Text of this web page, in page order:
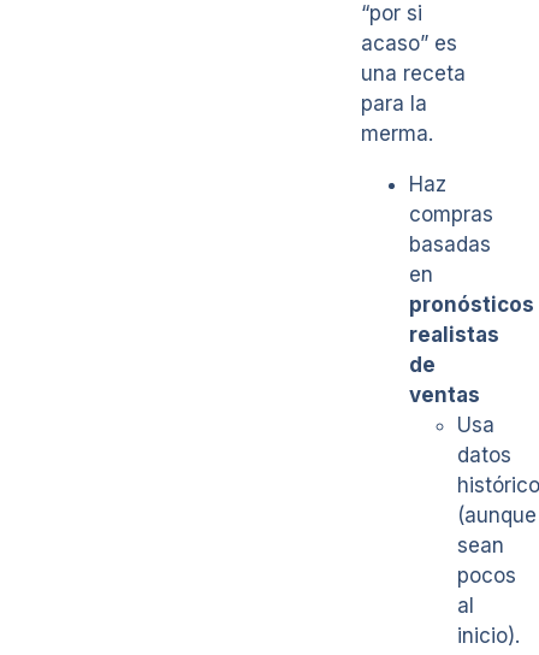
“por si
acaso” es
una receta
para la
merma.
Haz
compras
basadas
en
pronósticos
realistas
de
ventas
Usa
datos
(aunque
sean
pocos
al
inicio).